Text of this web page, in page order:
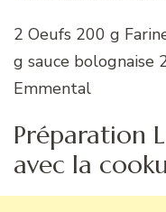
2 Oeufs 200 g
g sauce bolognaise
Emmental
Préparation
avec la